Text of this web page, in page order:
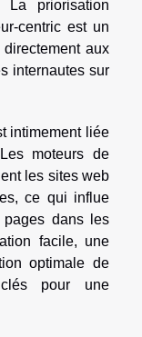
La priorisation
centric est un
aux
internautes sur
intimement liée
moteurs de
les sites web
ce qui influe
pages dans les
facile, une
optimale de
pour une